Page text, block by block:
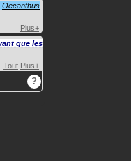
Oecanthus
Plus+
que les
Tout Plus+
?